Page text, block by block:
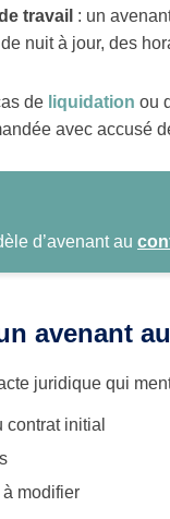
travail : un
nuit à jour, des
de liquidation ou
avec accusé
d’avenant au
avenant
juridique qui
contrat initial
modifier